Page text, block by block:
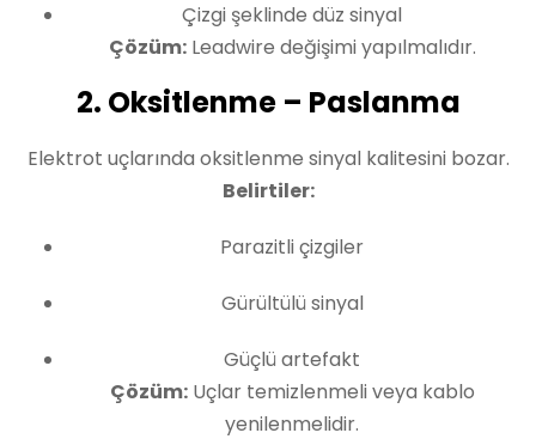
Çizgi şeklinde düz sinyal
Çözüm:Leadwire değişimi yapılmalıdır.
2. Oksitlenme – Paslanma
Elektrot uçlarında oksitlenme sinyal kalitesini bozar.
Belirtiler:
Parazitli çizgiler
Gürültülü sinyal
Güçlü artefakt
Çözüm:Uçlar temizlenmeli veya kablo
yenilenmelidir.